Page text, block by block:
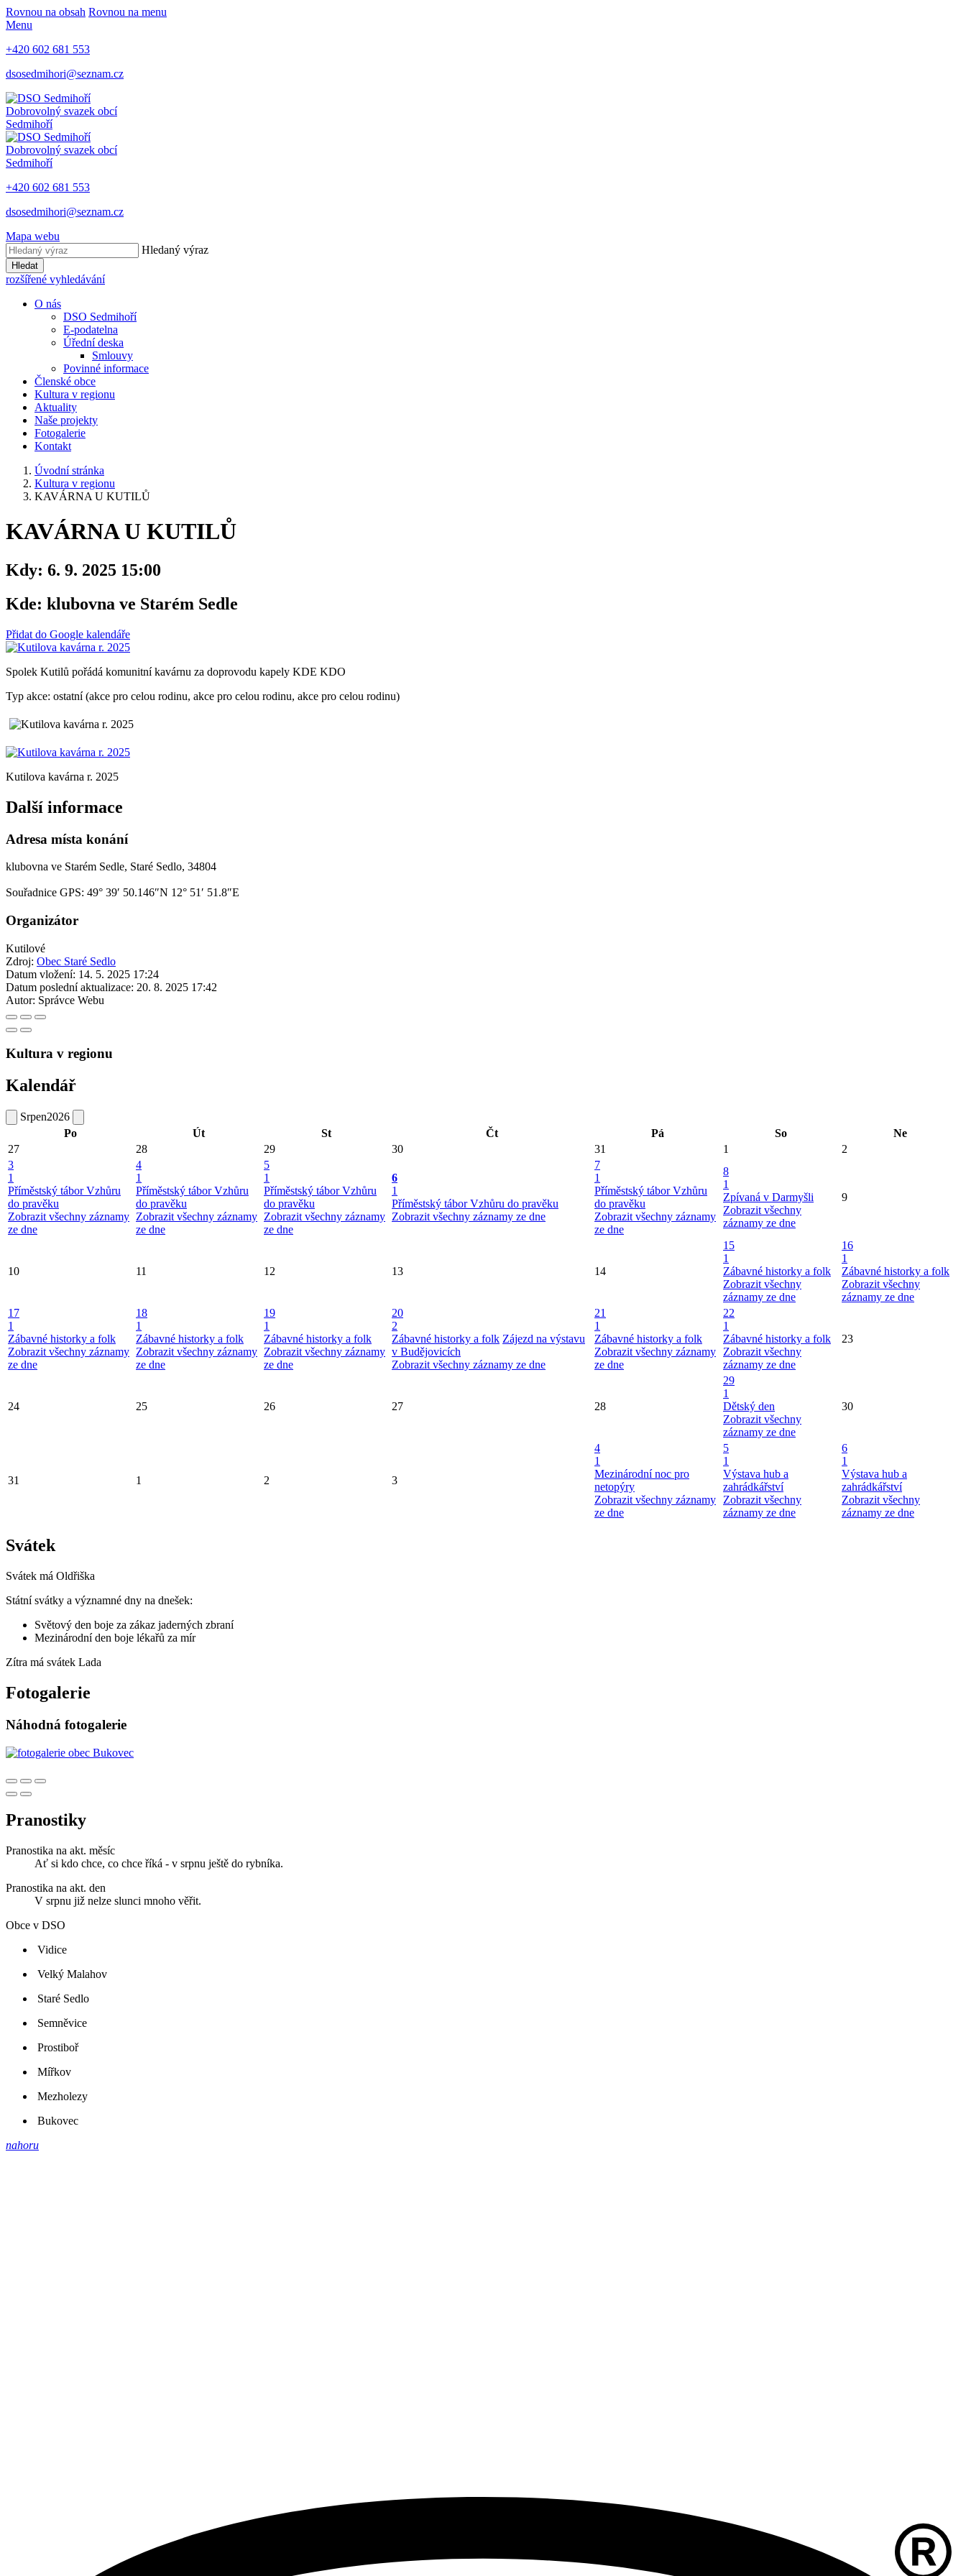
Rovnou na obsah Rovnou na menu
Menu
+420 602 681 553
dsosedmihori@seznam.cz
Dobrovolný svazek obcí
Sedmihoří
Dobrovolný svazek obcí
Sedmihoří
+420 602 681 553
dsosedmihori@seznam.cz
Mapa webu
Hledaný výraz
Hledat
rozšířené vyhledávání
O nás
DSO Sedmihoří
E-podatelna
Úřední deska
Smlouvy
Povinné informace
Členské obce
Kultura v regionu
Aktuality
Naše projekty
Fotogalerie
Kontakt
Úvodní stránka
Kultura v regionu
KAVÁRNA U KUTILŮ
KAVÁRNA U KUTILŮ
Kdy: 6. 9. 2025 15:00
Kde: klubovna ve Starém Sedle
Přidat do Google kalendáře
Spolek Kutilů pořádá komunitní kavárnu za doprovodu kapely KDE KDO
Typ akce: ostatní (akce pro celou rodinu, akce pro celou rodinu, akce pro celou rodinu)
Kutilova kavárna r. 2025
Další informace
Adresa místa konání
klubovna ve Starém Sedle, Staré Sedlo, 34804
Souřadnice GPS: 49° 39′ 50.146″N 12° 51′ 51.8″E
Organizátor
Kutilové
Zdroj: Obec Staré Sedlo
Datum vložení: 14. 5. 2025 17:24
Datum poslední aktualizace: 20. 8. 2025 17:42
Autor: Správce Webu
Kultura v regionu
Kalendář
Srpen2026
Po
Út St Čt Pá So
Ne
27
28 29 30 31 1
2
3
1
Příměstský tábor Vzhůru
do pravěku
Zobrazit všechny záznamy
ze dne
4
1
Příměstský tábor Vzhůru
do pravěku
Zobrazit všechny záznamy
ze dne
5
1
Příměstský tábor Vzhůru
do pravěku
Zobrazit všechny záznamy
ze dne
6
1
Příměstský tábor Vzhůru do pravěku
Zobrazit všechny záznamy ze dne
7
1
Příměstský tábor Vzhůru
do pravěku
Zobrazit všechny záznamy
ze dne
8
1
Zpívaná v Darmyšli
Zobrazit všechny
záznamy ze dne
9
10 11 12 13 14
15
1
Zábavné historky a folk
Zobrazit všechny
záznamy ze dne
16
1
Zábavné historky a folk
Zobrazit všechny
záznamy ze dne
17
1
Zábavné historky a folk
Zobrazit všechny záznamy
ze dne
18
1
Zábavné historky a folk
Zobrazit všechny záznamy
ze dne
19
1
Zábavné historky a folk
Zobrazit všechny záznamy
ze dne
20
2
Zábavné historky a folk Zájezd na výstavu
v Budějovicích
Zobrazit všechny záznamy ze dne
21
1
Zábavné historky a folk
Zobrazit všechny záznamy
ze dne
22
1
Zábavné historky a folk
Zobrazit všechny
záznamy ze dne
23
24 25 26 27 28
29
1
Dětský den
Zobrazit všechny
záznamy ze dne
30
31 1 2 3
4
1
Mezinárodní noc pro
netopýry
Zobrazit všechny záznamy
ze dne
5
1
Výstava hub a
zahrádkářství
Zobrazit všechny
záznamy ze dne
6
1
Výstava hub a
zahrádkářství
Zobrazit všechny
záznamy ze dne
Svátek
Svátek má Oldřiška
Státní svátky a významné dny na dnešek:
Světový den boje za zákaz jaderných zbraní
Mezinárodní den boje lékařů za mír
Zítra má svátek Lada
Fotogalerie
Náhodná fotogalerie
Pranostiky
Pranostika na akt. měsíc
Ať si kdo chce, co chce říká - v srpnu ještě do rybníka.
Pranostika na akt. den
V srpnu již nelze slunci mnoho věřit.
Obce v DSO
Vidice
Velký Malahov
Staré Sedlo
Semněvice
Prostiboř
Mířkov
Mezholezy
Bukovec
nahoru